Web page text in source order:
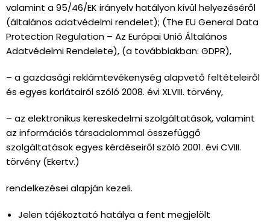
valamint a 95/46/EK irányelv hatályon kívül helyezéséről
(általános adatvédelmi rendelet); (The EU General Data
Protection Regulation – Az Európai Unió Általános
Adatvédelmi Rendelete), (a továbbiakban: GDPR),
– a gazdasági reklámtevékenység alapvető feltételeiről
és egyes korlátairól szóló 2008. évi XLVIII. törvény,
– az elektronikus kereskedelmi szolgáltatások, valamint
az információs társadalommal összefüggő
szolgáltatások egyes kérdéseiről szóló 2001. évi CVIII.
törvény (Ekertv.)
rendelkezései alapján kezeli.
Jelen tájékoztató hatálya a fent megjelölt